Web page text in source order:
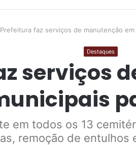
Prefeitura faz serviços de manutenção
Destaques
serviços
em todos os 13
remoção de